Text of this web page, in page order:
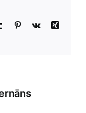
Tumblr Pinterest
Vk
Xing